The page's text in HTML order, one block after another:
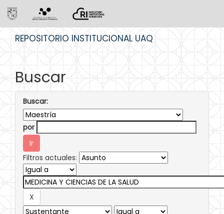
REPOSITORIO INSTITUCIONAL UAQ
Buscar
Buscar:
por
Filtros actuales: